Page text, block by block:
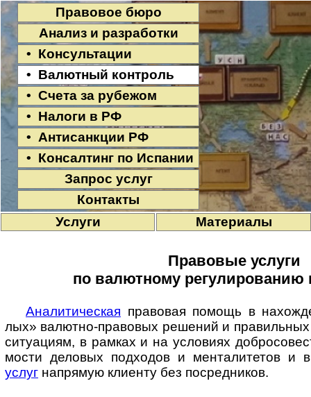
Правовое бюро
Анализ и разработки
• Консультации
• Валютный контроль
• Счета за рубежом
• Налоги в РФ
• Антисанкции РФ
• Консалтинг по Испании
Запрос услуг
Контакты
Услуги
Материалы
Правовые услуги
по валютному регулированию
Ана­ли­ти­че­с­кая пра­во­вая по­мощь в
лых» ва­лют­но-­пра­во­вых ре­ше­ний и пра­ви­ль­ных
си­ту­а­ци­ям, в рам­ках и на усло­ви­ях
мо­сти дело­вых под­хо­дов и мен­та­ли­те­тов и
услуг на­пря­мую кли­енту без по­сред­ников.